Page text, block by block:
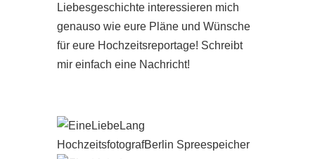
Liebesgeschichte interessieren mich
genauso wie eure Pläne und Wünsche
für eure Hochzeitsreportage! Schreibt
mir einfach eine Nachricht!